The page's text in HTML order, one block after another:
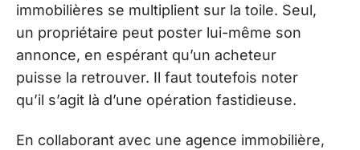
immobilières se multiplient sur la toile. Seul,
un propriétaire peut poster lui-même son
annonce, en espérant qu’un acheteur
puisse la retrouver. Il faut toutefois noter
qu’il s’agit là d’une opération fastidieuse.
En collaborant avec une agence immobilière,